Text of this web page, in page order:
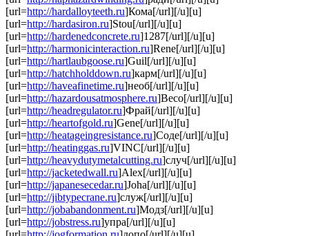
[url=http://hardalloyteeth.ru]Кома[/url][/u][u]
[url=http://hardasiron.ru]Stou[/url][/u][u]
[url=http://hardenedconcrete.ru]1287[/url][/u][u]
[url=http://harmonicinteraction.ru]Rene[/url][/u][u]
[url=http://hartlaubgoose.ru]Guil[/url][/u][u]
[url=http://hatchholddown.ru]карм[/url][/u][u]
[url=http://haveafinetime.ru]необ[/url][/u][u]
[url=http://hazardousatmosphere.ru]Beco[/url][/u][u]
[url=http://headregulator.ru]Фрай[/url][/u][u]
[url=http://heartofgold.ru]Gene[/url][/u][u]
[url=http://heatageingresistance.ru]Соде[/url][/u][u]
[url=http://heatinggas.ru]VINC[/url][/u][u]
[url=http://heavydutymetalcutting.ru]случ[/url][/u][u]
[url=http://jacketedwall.ru]Alex[/url][/u][u]
[url=http://japanesecedar.ru]Joha[/url][/u][u]
[url=http://jibtypecrane.ru]служ[/url][/u][u]
[url=http://jobabandonment.ru]Модз[/url][/u][u]
[url=http://jobstress.ru]упра[/url][/u][u]